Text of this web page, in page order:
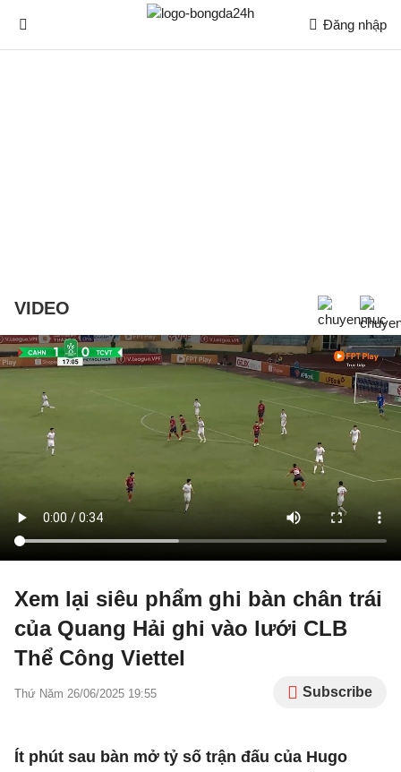
Đăng nhập
VIDEO
Xem lại siêu phẩm ghi bàn chân trái
của Quang Hải ghi vào lưới CLB
Thể Công Viettel
Thứ Năm 26/06/2025 19:55 Subscribe
Ít phút sau bàn mở tỷ số trận đấu của Hugo